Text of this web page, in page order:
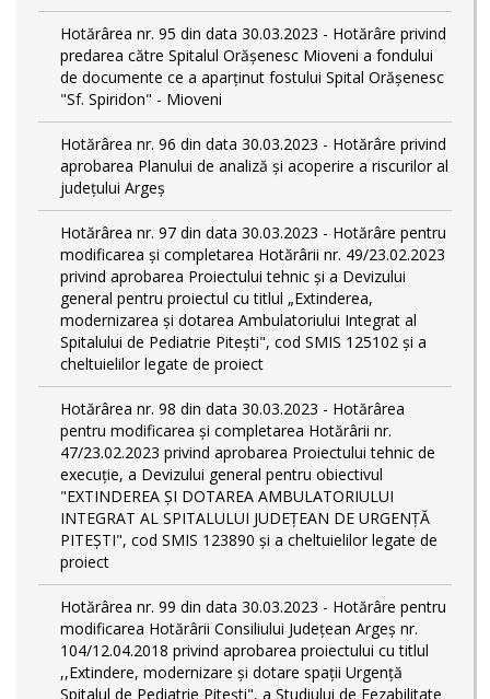
Hotărârea nr. 95 din data 30.03.2023 - Hotărâre privind
predarea către Spitalul Orășenesc Mioveni a fondului
de documente ce a aparținut fostului Spital Orășenesc
"Sf. Spiridon" - Mioveni
Hotărârea nr. 96 din data 30.03.2023 - Hotărâre privind
aprobarea Planului de analiză și acoperire a riscurilor al
județului Argeș
Hotărârea nr. 97 din data 30.03.2023 - Hotărâre pentru
modificarea și completarea Hotărârii nr. 49/23.02.2023
privind aprobarea Proiectului tehnic și a Devizului
general pentru proiectul cu titlul „Extinderea,
modernizarea și dotarea Ambulatoriului Integrat al
Spitalului de Pediatrie Pitești", cod SMIS 125102 și a
cheltuielilor legate de proiect
Hotărârea nr. 98 din data 30.03.2023 - Hotărârea
pentru modificarea și completarea Hotărârii nr.
47/23.02.2023 privind aprobarea Proiectului tehnic de
execuție, a Devizului general pentru obiectivul
"EXTINDEREA ȘI DOTAREA AMBULATORIULUI
INTEGRAT AL SPITALULUI JUDEȚEAN DE URGENȚĂ
PITEȘTI", cod SMIS 123890 și a cheltuielilor legate de
proiect
Hotărârea nr. 99 din data 30.03.2023 - Hotărâre pentru
modificarea Hotărârii Consiliului Județean Argeș nr.
104/12.04.2018 privind aprobarea proiectului cu titlul
,,Extindere, modernizare și dotare spații Urgență
Spitalul de Pediatrie Pitești", a Studiului de Fezabilitate